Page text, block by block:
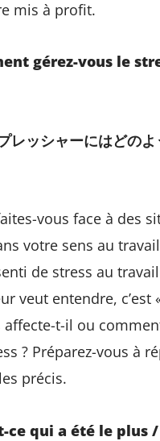
mis à profit.
gérez-vous le
レッシャーにはどの
vous face à des
votre sens au travail
de stress au travail
veut entendre, c’est
affecte-t-il ou
? Préparez-vous à
précis.
ce qui a été le plus